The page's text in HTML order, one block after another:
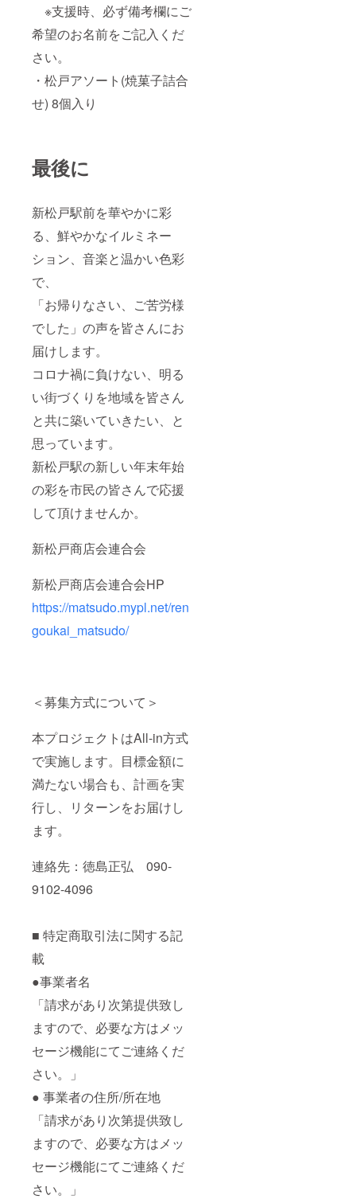
※支援時、必ず備考欄にご
希望のお名前をご記入くだ
さい。
・松戸アソート(焼菓子詰合
せ) 8個入り
最後に
新松戸駅前を華やかに彩
る、鮮やかなイルミネー
ション、音楽と温かい色彩
で、
「お帰りなさい、ご苦労様
でした」の声を皆さんにお
届けします。
コロナ禍に負けない、明る
い街づくりを地域を皆さん
と共に築いていきたい、と
思っています。
新松戸駅の新しい年末年始
の彩を市民の皆さんで応援
して頂けませんか。
新松戸商店会連合会
新松戸商店会連合会HP
https://matsudo.mypl.net/ren
goukai_matsudo/
＜募集方式について＞
本プロジェクトはAll-in方式
で実施します。目標金額に
満たない場合も、計画を実
行し、リターンをお届けし
ます。
連絡先：徳島正弘 090-
9102-4096
■ 特定商取引法に関する記
載
●事業者名
「請求があり次第提供致し
ますので、必要な方はメッ
セージ機能にてご連絡くだ
さい。」
● 事業者の住所/所在地
「請求があり次第提供致し
ますので、必要な方はメッ
セージ機能にてご連絡くだ
さい。」